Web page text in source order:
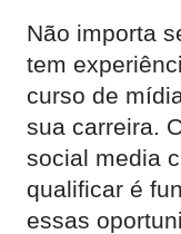
Não importa
tem
curso de
sua carreira.
social media
qualificar é
essas